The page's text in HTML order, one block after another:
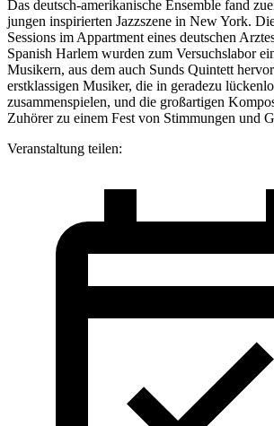
Das deutsch-amerikanische Ensemble fand
jungen inspirierten Jazzszene in New York.
Sessions im Appartment eines deutschen
Spanish Harlem wurden zum Versuchslabor
Musikern, aus dem auch Sunds Quintett
erstklassigen Musiker, die in geradezu
zusammenspielen, und die großartigen
Zuhörer zu einem Fest von Stimmungen und
Veranstaltung teilen: